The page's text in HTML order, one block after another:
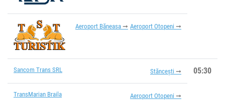
Aeroport Băneasa Aeroport Otopeni
Sancom Trans SRL Stăncești 05:30
TransMarian Braila Aeroport Otopeni